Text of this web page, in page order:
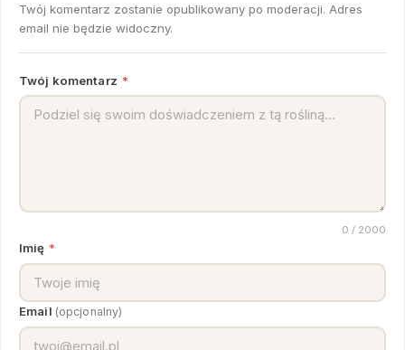
Twój komentarz zostanie opublikowany po moderacji. Adres
email nie będzie widoczny.
Twój komentarz *
0 / 2000
Imię *
Email (opcjonalny)